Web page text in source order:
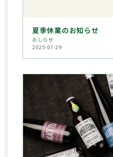
夏季休業のお知らせ
おしらせ
2025-07-29